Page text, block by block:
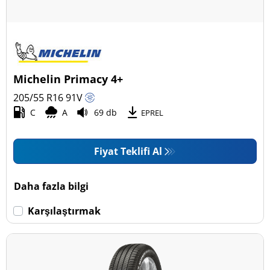
Michelin Primacy 4+
205/55 R1691V
C A 69 db EPREL
Fiyat Teklifi Al
Daha fazla bilgi
Karşılaştırmak